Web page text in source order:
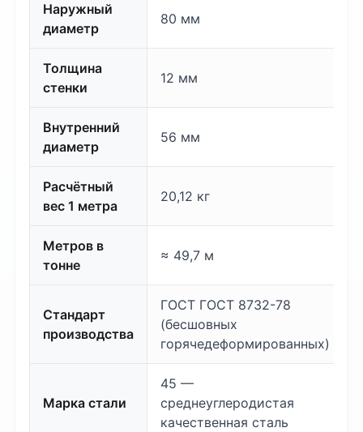
Наружный
диаметр
80 мм
Толщина
стенки
12 мм
Внутренний
диаметр
56 мм
Расчётный
вес 1 метра
20,12 кг
Метров в
тонне
≈ 49,7 м
Стандарт
производства
ГОСТ ГОСТ 8732-78
(бесшовных
горячедеформированных)
Марка стали
45 —
среднеуглеродистая
качественная сталь